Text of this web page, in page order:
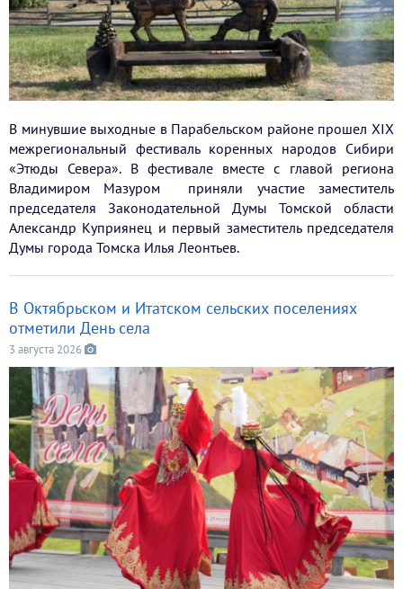
В минувшие выходные в Парабельском районе прошел XIX
межрегиональный фестиваль коренных народов Сибири
«Этюды Севера». В фестивале вместе с главой региона
Владимиром Мазуром приняли участие заместитель
председателя Законодательной Думы Томской области
Александр Куприянец и первый заместитель председателя
Думы города Томска Илья Леонтьев.
В Октябрьском и Итатском сельских поселениях
отметили День села
3 августа 2026